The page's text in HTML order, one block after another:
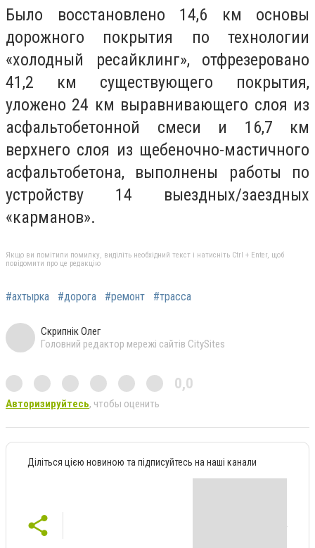
Было восстановлено 14,6 км основы
дорожного покрытия по технологии
«холодный ресайклинг», отфрезеровано
41,2 км существующего покрытия,
уложено 24 км выравнивающего слоя из
асфальтобетонной смеси и 16,7 км
верхнего слоя из щебеночно-мастичного
асфальтобетона, выполнены работы по
устройству 14 выездных/заездных
«карманов».
Якщо ви помітили помилку, виділіть необхідний текст і натисніть Ctrl + Enter, щоб
повідомити про це редакцію
#ахтырка #дорога #ремонт #трасса
Скрипнік Олег
Головний редактор мережі сайтів CitySites
0,0
Авторизируйтесь, чтобы оценить
Діліться цією новиною та підписуйтесь на наші канали